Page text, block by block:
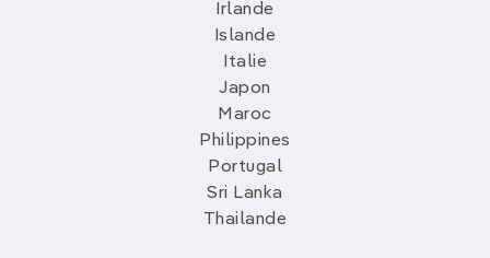
Irlande
Islande
Italie
Japon
Maroc
Philippines
Portugal
Sri Lanka
Thailande